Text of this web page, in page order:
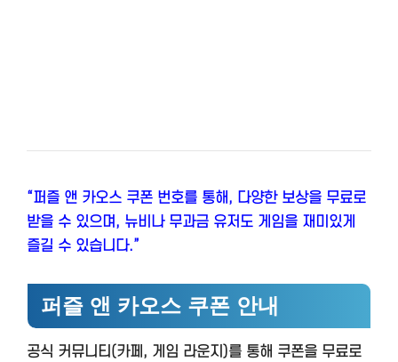
“퍼즐 앤 카오스 쿠폰 번호를 통해, 다양한 보상을 무료로
받을 수 있으며, 뉴비나 무과금 유저도 게임을 재미있게
즐길 수 있습니다.”
퍼즐 앤 카오스 쿠폰 안내
공식 커뮤니티(카페, 게임 라운지)를 통해 쿠폰을 무료로